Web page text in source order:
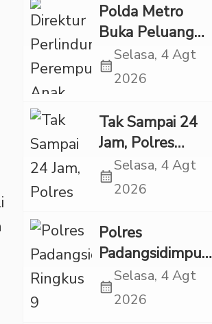
Polda Metro
Buka Peluang
Periksa YouTuber
Bigmo terkait
Eksploitasi Anak
calendar_month
Selasa, 4 Agt
2026
Tak Sampai 24
Jam, Polres
Tapsel Tangkap
Dua Pencuri
calendar_month
Selasa, 4 Agt
2026
Polres
Padangsidimpuan
Ringkus 9
Tersangka Kasus
calendar_month
Selasa, 4 Agt
2026